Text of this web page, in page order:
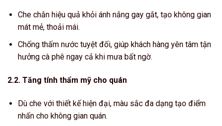
Che chắn hiệu quả khỏi ánh nắng gay gắt, tạo không gian
mát mẻ, thoải mái.
Chống thấm nước tuyệt đối, giúp khách hàng yên tâm tận
hưởng cà phê ngay cả khi mưa bất ngờ.
2.2. Tăng tính thẩm mỹ cho quán
Dù che với thiết kế hiện đại, màu sắc đa dạng tạo điểm
nhấn cho không gian quán.